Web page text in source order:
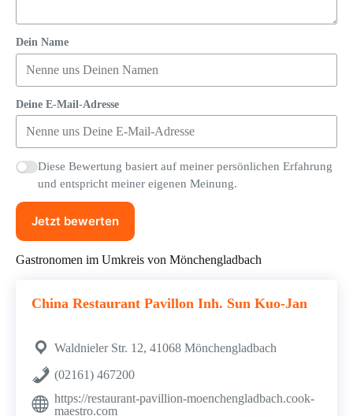
Dein Name
Deine E-Mail-Adresse
Diese Bewertung basiert auf meiner persönlichen Erfahrung
und entspricht meiner eigenen Meinung.
Jetzt bewerten
Gastronomen im Umkreis von Mönchengladbach
China Restaurant Pavillon Inh. Sun Kuo-Jan
Waldnieler Str. 12, 41068 Mönchengladbach
(02161) 467200
https://restaurant-pavillion-moenchengladbach.cook-
maestro.com